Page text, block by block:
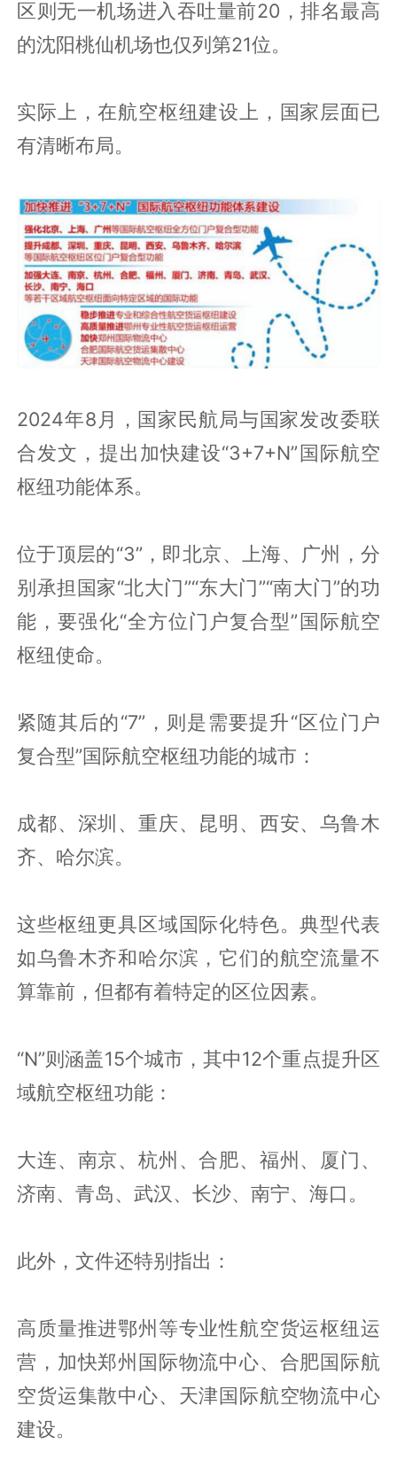
区则无一机场进入吞吐量前20，排名最高
的沈阳桃仙机场也仅列第21位。
实际上，在航空枢纽建设上，国家层面已
有清晰布局。
2024年8月，国家民航局与国家发改委联
合发文，提出加快建设“3+7+N”国际航空
枢纽功能体系。
位于顶层的“3”，即北京、上海、广州，分
别承担国家“北大门”“东大门”“南大门”的功
能，要强化“全方位门户复合型”国际航空
枢纽使命。
紧随其后的“7”，则是需要提升“区位门户
复合型”国际航空枢纽功能的城市：
成都、深圳、重庆、昆明、西安、乌鲁木
齐、哈尔滨。
这些枢纽更具区域国际化特色。典型代表
如乌鲁木齐和哈尔滨，它们的航空流量不
算靠前，但都有着特定的区位因素。
“N”则涵盖15个城市，其中12个重点提升区
域航空枢纽功能：
大连、南京、杭州、合肥、福州、厦门、
济南、青岛、武汉、长沙、南宁、海口。
此外，文件还特别指出：
高质量推进鄂州等专业性航空货运枢纽运
营，加快郑州国际物流中心、合肥国际航
空货运集散中心、天津国际航空物流中心
建设。